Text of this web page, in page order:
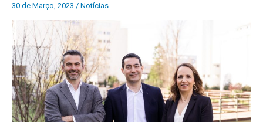
30 de Março, 2023 / Notícias